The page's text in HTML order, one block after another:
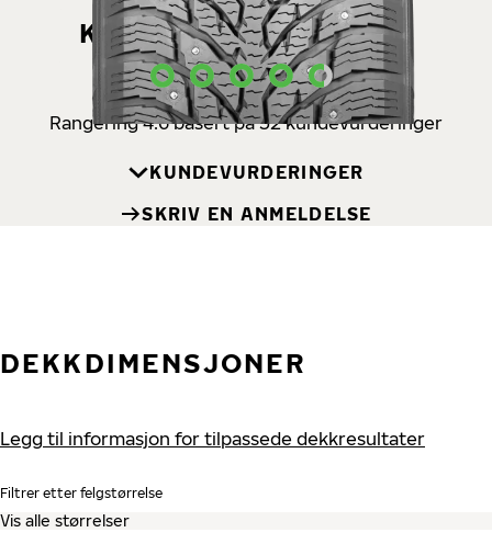
KUNDEVURDERINGER
Rangering 4.6 basert på 52 kundevurderinger
KUNDEVURDERINGER
SKRIV EN ANMELDELSE
DEKKDIMENSJONER
Legg til informasjon for tilpassede dekkresultater
Filtrer etter felgstørrelse